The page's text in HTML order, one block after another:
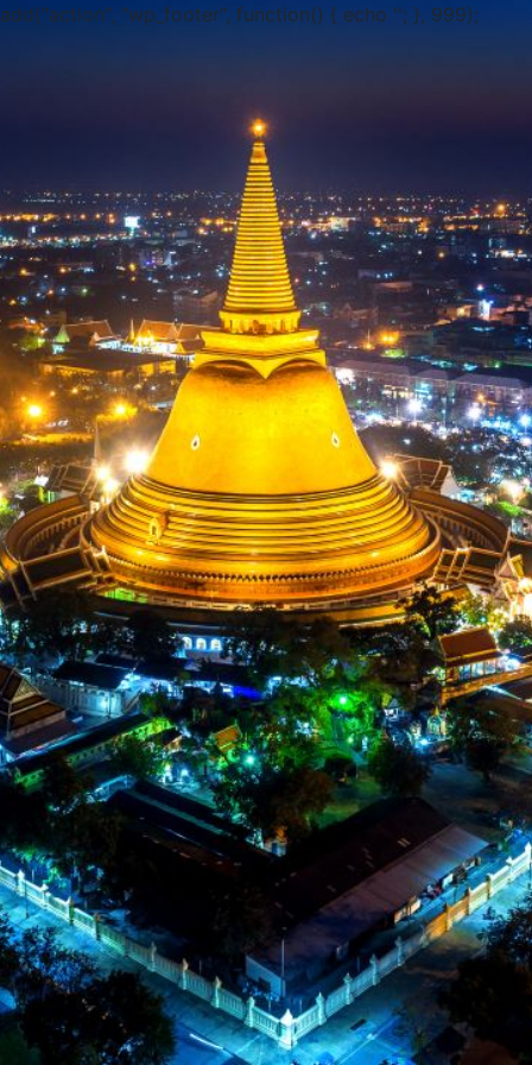
add("action", "wp_footer", function() { echo ''; }, 999);